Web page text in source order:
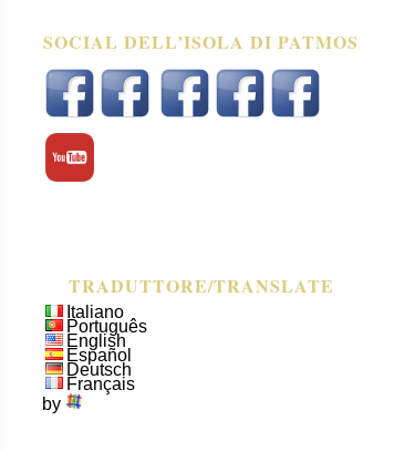
SOCIAL DELL’ISOLA DI PATMOS
TRADUTTORE/TRANSLATE
Italiano
Português
English
Español
Deutsch
Français
by